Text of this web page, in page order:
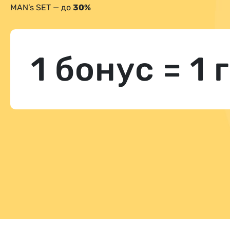
MAN’s SET — до 30%
1 бонус = 1